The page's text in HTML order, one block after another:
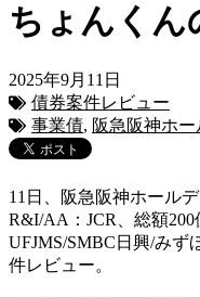
ちょんくん
2025年9月11日
債券案件レビュー
事業債, 阪急阪神ホ
11日、阪急阪神ホール
R&I/AA：JCR、総額
UFJMS/SMBC日興/みず
件レビュー。